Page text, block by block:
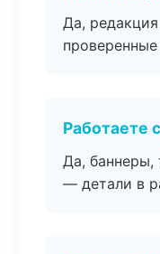
Да,
Работаете
Да, баннеры,
— детали в